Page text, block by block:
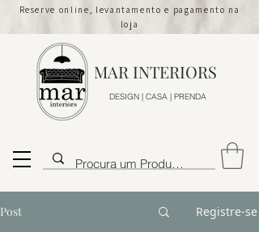
MAR INTERIORS
DESIGN | CASA | PRENDA
Reserve online, levantamento e pagamento na
loja
Post Registre-se